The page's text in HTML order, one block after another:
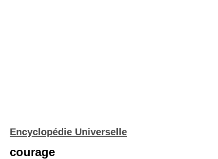
Encyclopédie Universelle
courage